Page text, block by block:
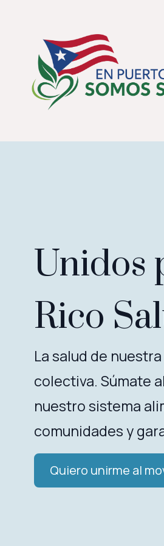
Unidos
Rico
La salud de
colectiva. Súmate
nuestro sistema
comunidades y
Quiero unirme al